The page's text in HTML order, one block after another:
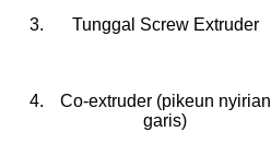
3. Tunggal Screw Extruder
4.
Co-extruder (pikeun nyirian
garis)